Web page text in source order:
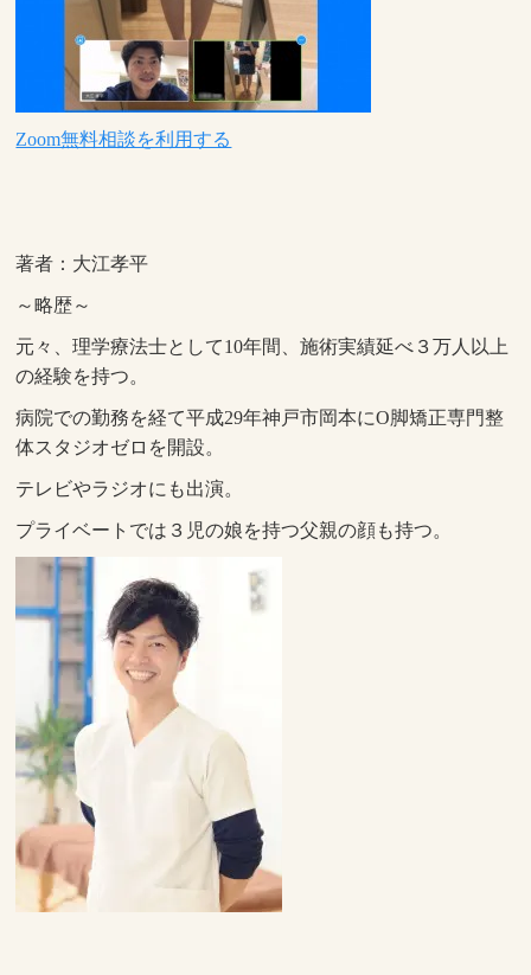
Zoom無料相談を利用する
著者：大江孝平
～略歴～
元々、理学療法士として10年間、施術実績延べ３万人以上
の経験を持つ。
病院での勤務を経て平成29年神戸市岡本にO脚矯正専門整
体スタジオゼロを開設。
テレビやラジオにも出演。
プライベートでは３児の娘を持つ父親の顔も持つ。